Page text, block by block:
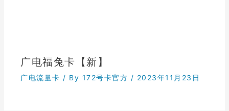
广电福兔卡【新】
广电流量卡 / By 172号卡官方 / 2023年11月23日